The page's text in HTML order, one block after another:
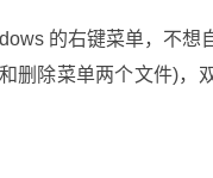
的右键菜单，不想
删除菜单两个文件)，